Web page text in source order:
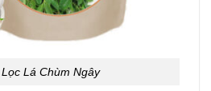
Lá Chùm Ngây